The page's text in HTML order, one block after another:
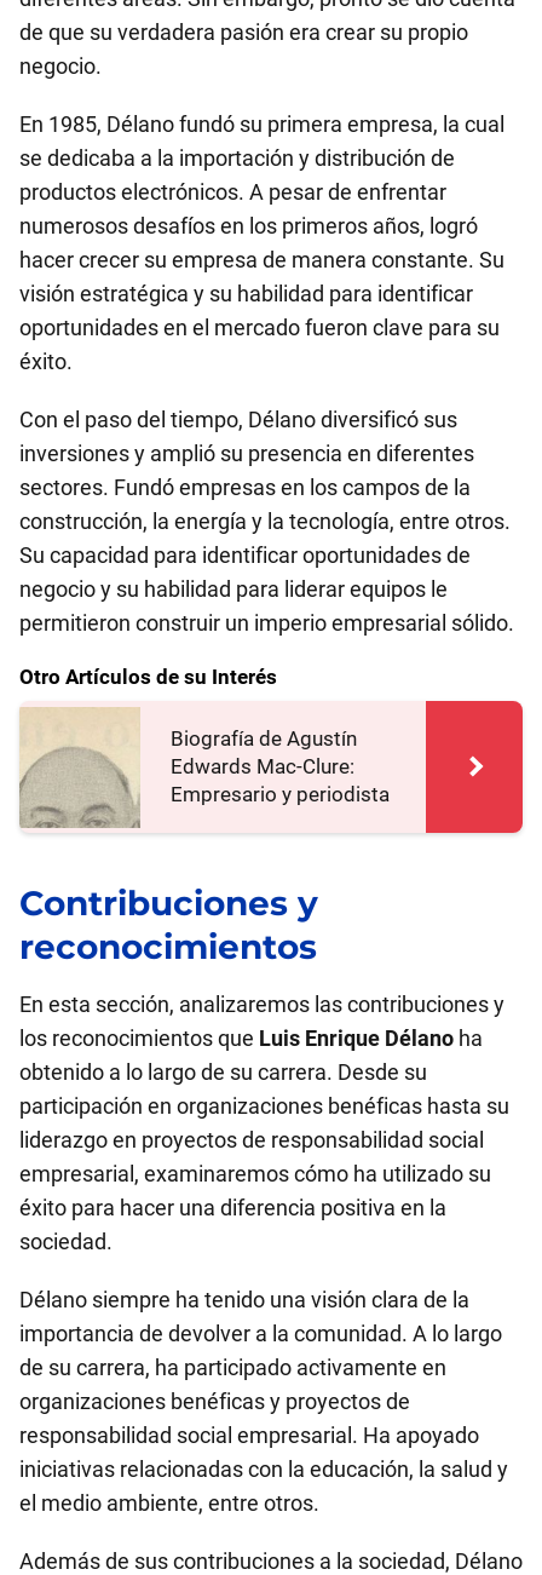
de que su verdadera pasión era crear su propio
negocio.
En 1985, Délano fundó su primera empresa, la cual
se dedicaba a la importación y distribución de
productos electrónicos. A pesar de enfrentar
numerosos desafíos en los primeros años, logró
hacer crecer su empresa de manera constante. Su
visión estratégica y su habilidad para identificar
oportunidades en el mercado fueron clave para su
éxito.
Con el paso del tiempo, Délano diversificó sus
inversiones y amplió su presencia en diferentes
sectores. Fundó empresas en los campos de la
construcción, la energía y la tecnología, entre otros.
Su capacidad para identificar oportunidades de
negocio y su habilidad para liderar equipos le
permitieron construir un imperio empresarial sólido.
Otro Artículos de su Interés
Biografía de Agustín
Edwards Mac-Clure:
Empresario y periodista
Contribuciones y
reconocimientos
En esta sección, analizaremos las contribuciones y
los reconocimientos que Luis Enrique Délano ha
obtenido a lo largo de su carrera. Desde su
participación en organizaciones benéficas hasta su
liderazgo en proyectos de responsabilidad social
empresarial, examinaremos cómo ha utilizado su
éxito para hacer una diferencia positiva en la
sociedad.
Délano siempre ha tenido una visión clara de la
importancia de devolver a la comunidad. A lo largo
de su carrera, ha participado activamente en
organizaciones benéficas y proyectos de
responsabilidad social empresarial. Ha apoyado
iniciativas relacionadas con la educación, la salud y
el medio ambiente, entre otros.
Además de sus contribuciones a la sociedad, Délano